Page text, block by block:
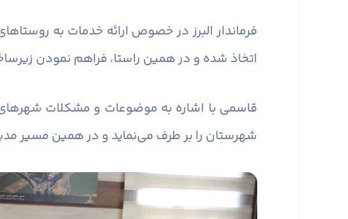
فرماندار البرز در خصوص ارائه خدمات به
اتخاذ شده و در همین راستا، فراهم نمودن
قاسمی با اشاره به موضوعات و مشکلات
شهرستان را بر طرف می‌نماید و در همین مسیر